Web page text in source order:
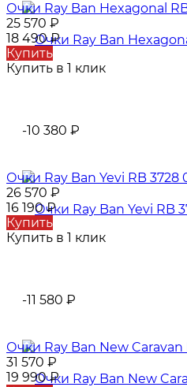
Очки Ray Ban Hexagonal
25 570 ₽
18 490₽
Купить
Купить в 1 клик
-10 380 ₽
Очки Ray Ban Yevi RB 3728
26 570 ₽
16 190₽
Купить
Купить в 1 клик
-11 580 ₽
Очки Ray Ban New Caravan
31 570 ₽
19 990₽